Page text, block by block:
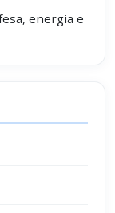
energia e